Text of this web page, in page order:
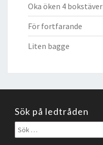
Oka öken 4 bokstäver
För fortfarande
Liten bagge
Sök på ledtråden
Sök
efter: